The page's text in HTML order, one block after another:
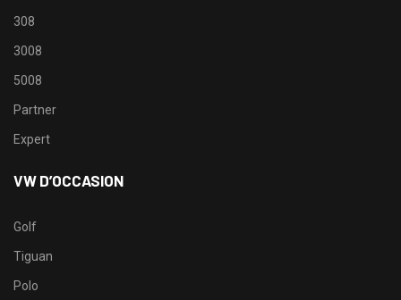
308
3008
5008
Partner
Expert
VW D’OCCASION
Golf
Tiguan
Polo